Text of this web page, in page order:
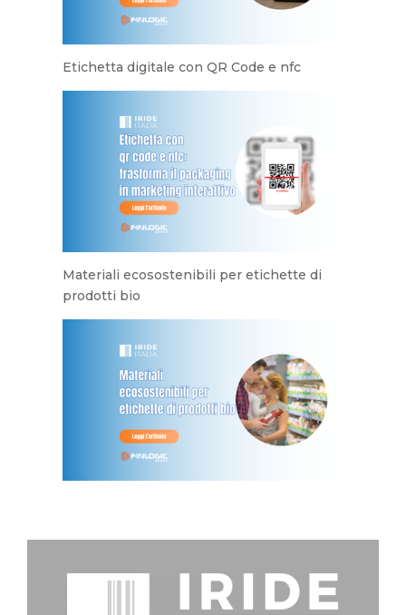
Etichetta digitale con QR Code e nfc
Materiali ecosostenibili per etichette di
prodotti bio